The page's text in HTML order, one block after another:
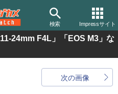
検索 Impressサイト
24mm F4L」「EOS M3」な
次の画像